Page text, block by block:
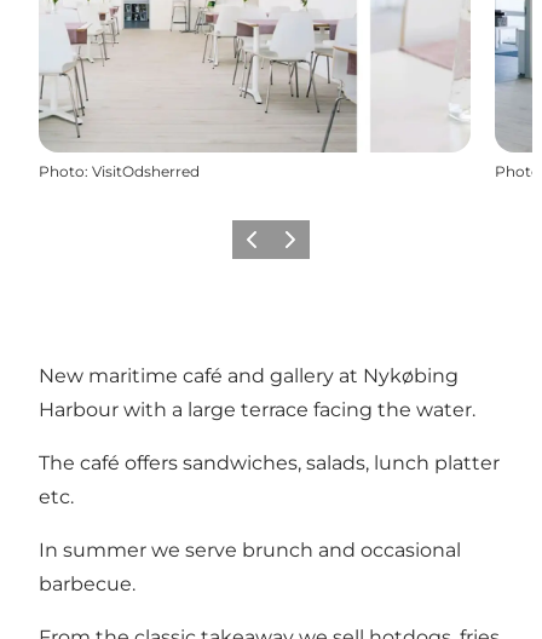
Photo: VisitOdsherred Photo
PrécédentSuivant
New maritime café and gallery at Nykøbing
Harbour with a large terrace facing the water.
The café offers sandwiches, salads, lunch platter
etc.
In summer we serve brunch and occasional
barbecue.